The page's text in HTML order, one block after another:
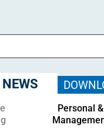
NEWS
Personal &